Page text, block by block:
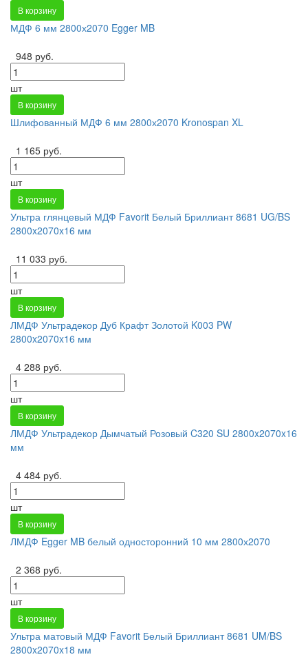
В корзину
МДФ 6 мм 2800х2070 Egger MB
948 руб.
шт
В корзину
Шлифованный МДФ 6 мм 2800х2070 Kronospan XL
1 165 руб.
шт
В корзину
Ультра глянцевый МДФ Favorit Белый Бриллиант 8681 UG/BS
2800x2070x16 мм
11 033 руб.
шт
В корзину
ЛМДФ Ультрадекор Дуб Крафт Золотой K003 PW
2800x2070x16 мм
4 288 руб.
шт
В корзину
ЛМДФ Ультрадекор Дымчатый Розовый C320 SU 2800x2070x16
мм
4 484 руб.
шт
В корзину
ЛМДФ Egger MB белый односторонний 10 мм 2800х2070
2 368 руб.
шт
В корзину
Ультра матовый МДФ Favorit Белый Бриллиант 8681 UM/BS
2800x2070x18 мм